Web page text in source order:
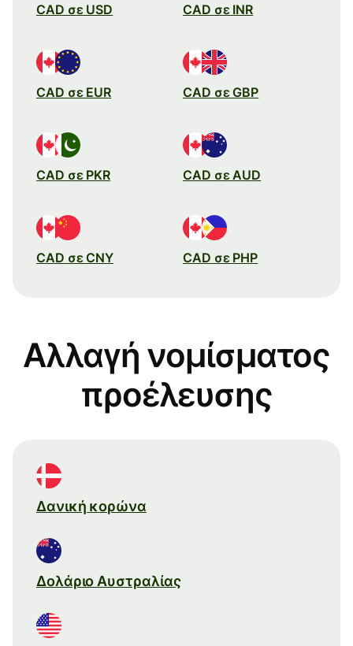
CAD σε USD CAD σε INR
CAD σε EUR CAD σε GBP
CAD σε PKR CAD σε AUD
CAD σε CNY CAD σε PHP
Αλλαγή νομίσματος
προέλευσης
Δανική κορώνα
Δολάριο Αυστραλίας